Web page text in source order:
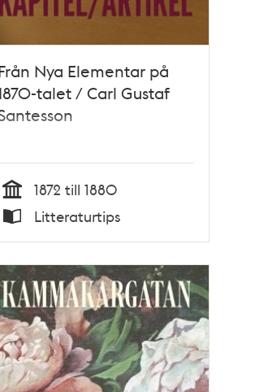
Nya Elementar på
talet / Carl Gustaf
Tid
1872 till 1880
Litteraturtips